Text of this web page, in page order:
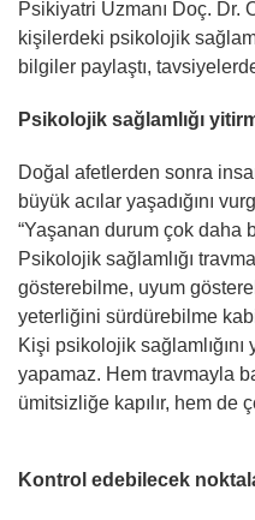
Psikiyatri Uzmanı Doç. Dr.
kişilerdeki psikolojik
bilgiler paylaştı,
Psikolojik sağlamlığı
Doğal afetlerden sonra
büyük acılar yaşadığını
“Yaşanan durum çok daha
Psikolojik sağlamlığı
gösterebilme, uyum
yeterliğini sürdürebilme
Kişi psikolojik
yapamaz. Hem travmayla
ümitsizliğe kapılır, hem de
Kontrol edebilecek